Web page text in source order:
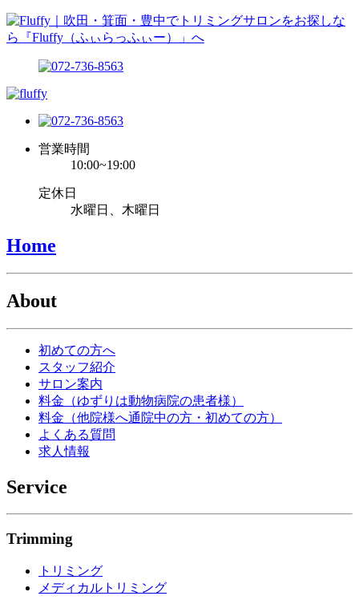
営業時間
10:00~19:00
定休日
水曜日、木曜日
Home
About
初めての方へ
スタッフ紹介
サロン案内
料金（ゆずりは動物病院の患者様）
料金（他院様へ通院中の方・初めての方）
よくある質問
求人情報
Service
Trimming
トリミング
メディカルトリミング